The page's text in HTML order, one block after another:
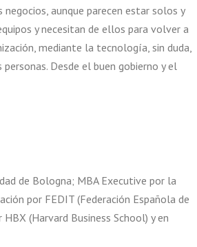
aunque parecen estar solos y
y necesitan de ellos para volver a
mediante la tecnología, sin duda,
Desde el buen gobierno y el
de Bologna; MBA Executive por la
por FEDIT (Federación Española de
(Harvard Business School) y en